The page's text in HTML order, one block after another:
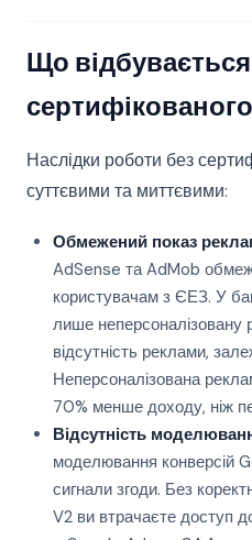
Що
Наслідки роботи без
суттєвими та миттєвими:
Обмежений показ
AdSense та AdMob
користувачам з ЄЕЗ. У
лише неперсоналізовану
відсутність реклами,
Неперсоналізована
70% менше доходу, ніж
Відсутність
моделювання конверсій
сигнали згоди. Без
V2 ви втрачаєте доступ